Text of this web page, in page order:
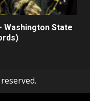
Washington State